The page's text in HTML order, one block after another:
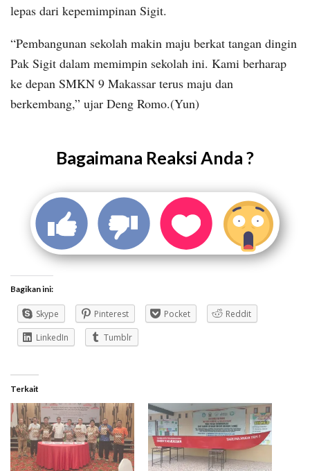
lepas dari kepemimpinan Sigit.
“Pembangunan sekolah makin maju berkat tangan dingin
Pak Sigit dalam memimpin sekolah ini. Kami berharap
ke depan SMKN 9 Makassar terus maju dan
berkembang,” ujar Deng Romo.(Yun)
Bagaimana Reaksi Anda ?
Bagikan ini:
Skype Pinterest Pocket
Reddit
LinkedIn
Tumblr
Terkait